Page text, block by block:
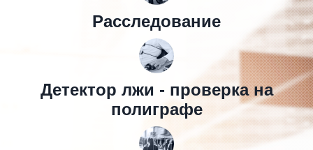
Расследование
Детектор лжи - проверка на
полиграфе